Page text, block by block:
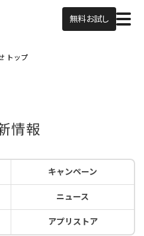
無料お試し
トップ
情報
キャンペーン
ニュース
アプリストア